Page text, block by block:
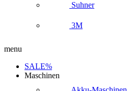
Suhner
3M
menu
SALE%
Maschinen